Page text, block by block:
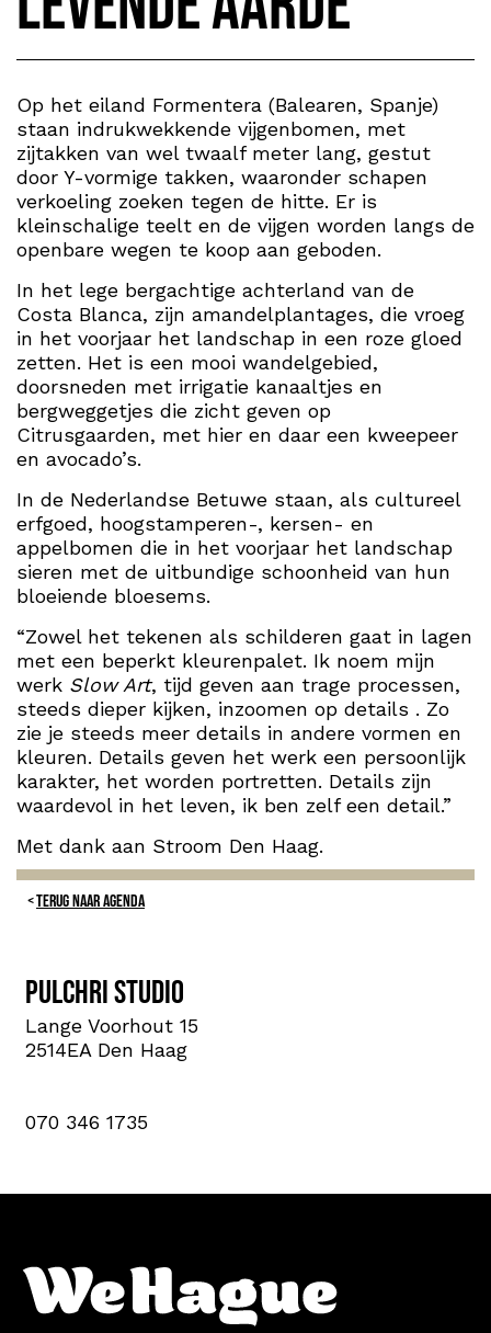
Op het eiland Formentera (Balearen, Spanje)
staan indrukwekkende vijgenbomen, met
zijtakken van wel twaalf meter lang, gestut
door Y-vormige takken, waaronder schapen
verkoeling zoeken tegen de hitte. Er is
kleinschalige teelt en de vijgen worden langs de
openbare wegen te koop aan geboden.
In het lege bergachtige achterland van de
Costa Blanca, zijn amandelplantages, die vroeg
in het voorjaar het landschap in een roze gloed
zetten. Het is een mooi wandelgebied,
doorsneden met irrigatie kanaaltjes en
bergweggetjes die zicht geven op
Citrusgaarden, met hier en daar een kweepeer
en avocado’s.
In de Nederlandse Betuwe staan, als cultureel
erfgoed, hoogstamperen-, kersen- en
appelbomen die in het voorjaar het landschap
sieren met de uitbundige schoonheid van hun
bloeiende bloesems.
“Zowel het tekenen als schilderen gaat in lagen
met een beperkt kleurenpalet. Ik noem mijn
werk Slow Art, tijd geven aan trage processen,
steeds dieper kijken, inzoomen op details . Zo
zie je steeds meer details in andere vormen en
kleuren. Details geven het werk een persoonlijk
karakter, het worden portretten. Details zijn
waardevol in het leven, ik ben zelf een detail.”
Met dank aan Stroom Den Haag.
TERUG NAAR AGENDA
Pulchri Studio
Lange Voorhout 15
2514EA Den Haag
070 346 1735